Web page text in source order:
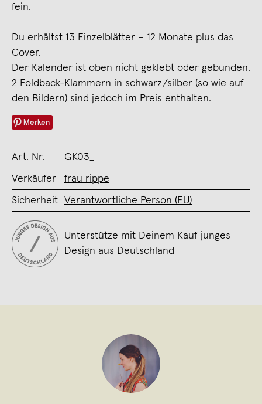
fein.
Du erhältst 13 Einzelblätter – 12 Monate plus das
Cover.
Der Kalender ist oben nicht geklebt oder gebunden.
2 Foldback-Klammern in schwarz/silber (so wie auf
den Bildern) sind jedoch im Preis enthalten.
Merken
Art. Nr. GK03_
Verkäufer frau rippe
Sicherheit Verantwortliche Person (EU)
Unterstütze mit Deinem Kauf junges
Design aus Deutschland